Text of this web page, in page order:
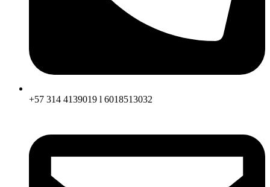
+57 314 4139019 l 6018513032